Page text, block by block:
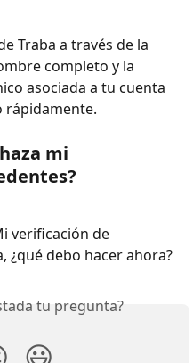
Traba a través de la
completo y la
asociada a tu cuenta
rápidamente.
mi
verificación de
¿qué debo hacer ahora?
tu pregunta?